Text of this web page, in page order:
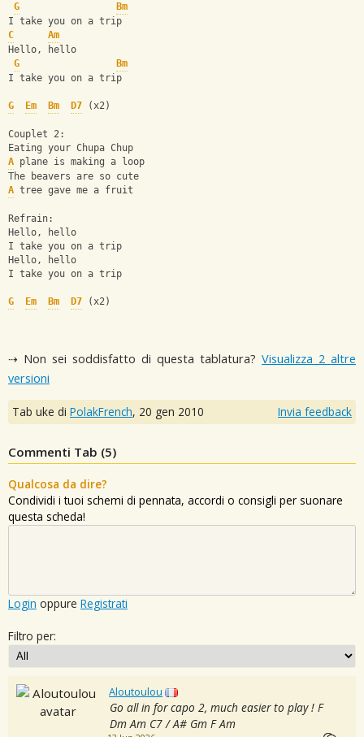
G
Bm
I take you on a trip
C
Am
Hello, hello
G
Bm
I take you on a trip
G Em Bm D7 (x2)
Couplet 2:
Eating your Chupa Chup
A plane is making a loop
The beavers are so cute
A tree gave me a fruit
Refrain:
Hello, hello
I take you on a trip
Hello, hello
I take you on a trip
G Em Bm D7 (x2)
⇢ Non sei soddisfatto di questa tablatura? Visualizza 2 altre
versioni
Tab uke di PolakFrench, 20 gen 2010 Invia feedback
Commenti Tab (5)
Qualcosa da dire?
Condividi i tuoi schemi di pennata, accordi o consigli per suonare
questa scheda!
Login oppure Registrati
Filtro per:
Aloutoulou
Go all in for capo 2, much easier to play ! F
Dm Am C7 / A# Gm F Am